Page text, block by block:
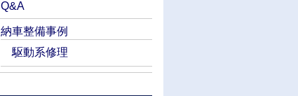
Q&A
納車整備事例
駆動系修理